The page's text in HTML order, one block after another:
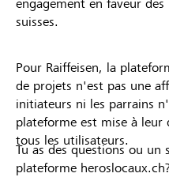
engagement en faveur
suisses.
Pour Raiffeisen, la
de projets n'est pas une
initiateurs ni les parrains
plateforme est mise à
tous les utilisateurs.
Tu as des questions ou un
plateforme